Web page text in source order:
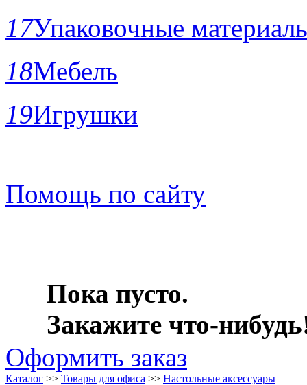
17Упаковочные
18Мебель
19Игрушки
Помощь по сайту
Пока пусто.
Закажите что-
Оформить заказ
Каталог >> Товары для офиса >> Настольные аксессуары